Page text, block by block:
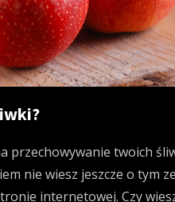
przechowywanie twoich
nie wiesz jeszcze o tym
internetowej. Czy